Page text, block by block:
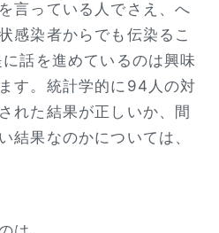
言っている人でさえ、へ
感染者からでも伝染るこ
話を進めているのは興味
す。統計学的に94人の対
れた結果が正しいか、間
結果なのかについては、